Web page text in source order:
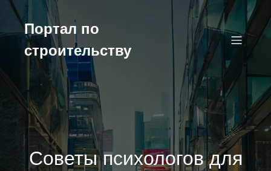
Перейти
содержимому
Портал по
строительству
Советы психологов для